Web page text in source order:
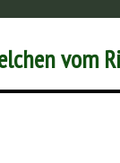
vom